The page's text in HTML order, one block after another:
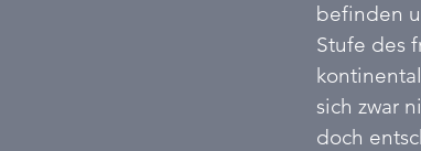
befinden
Stufe des
sich zwar
doch